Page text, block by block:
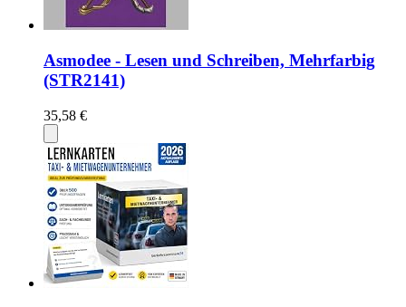
Asmodee - Lesen und Schreiben, Mehrfarbig
(STR2141)
35,58 €